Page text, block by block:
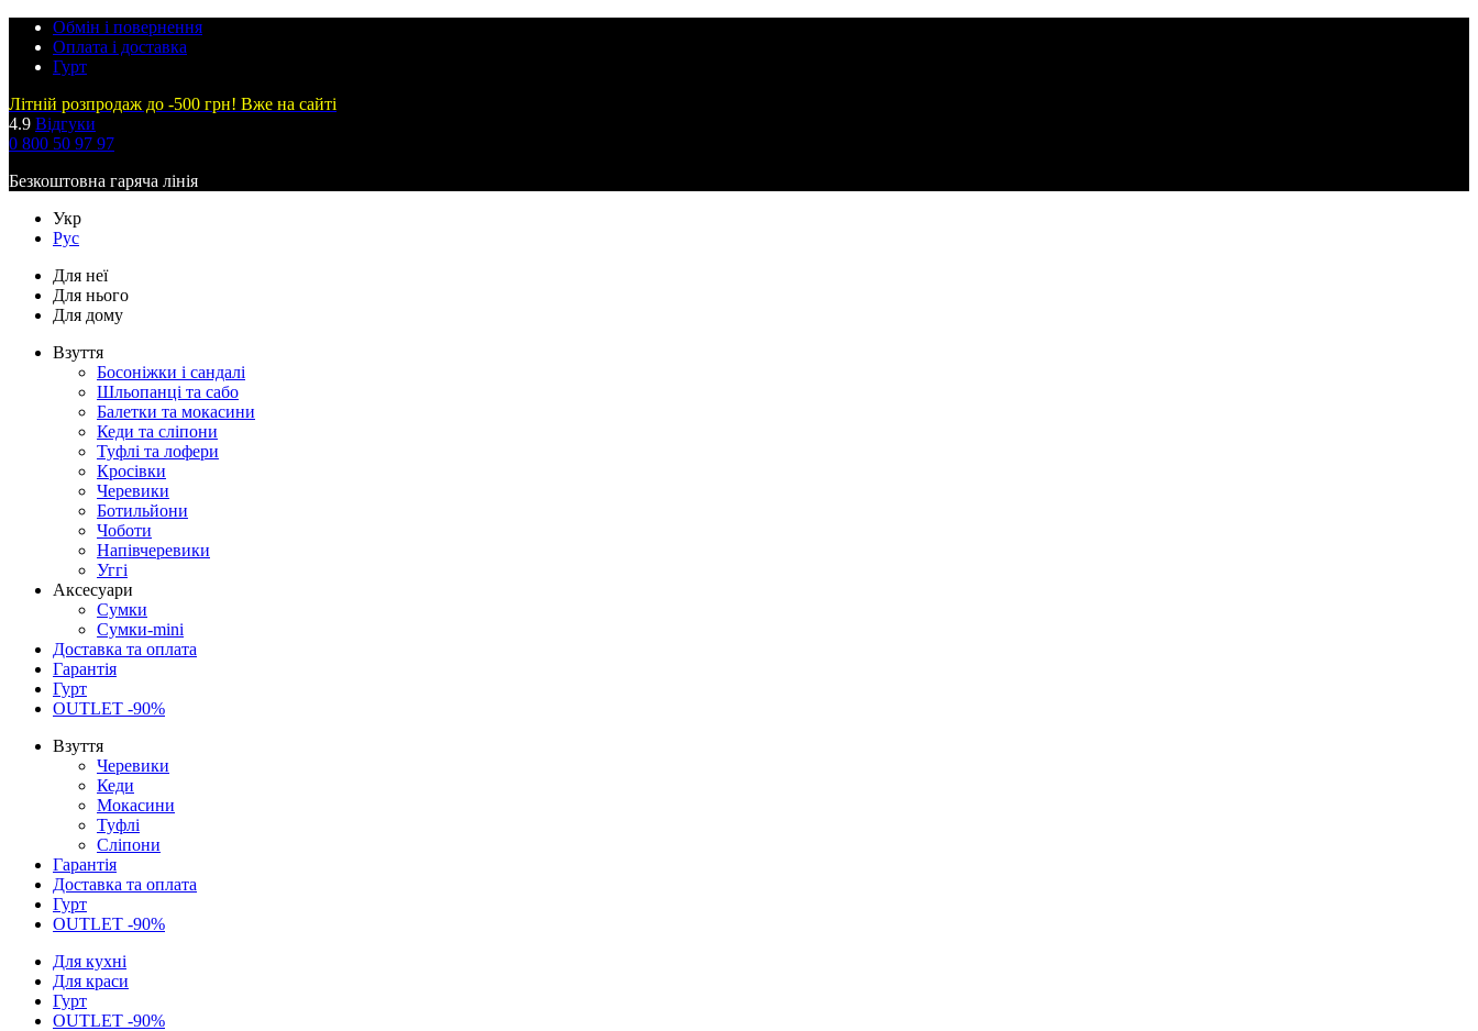
Обмін і повернення
Оплата і доставка
Гурт
Літній розпродаж до -500 грн! Вже на сайті
4.9 Відгуки
0 800 50 97 97
Безкоштовна гаряча лінія
Укр
Рус
Для неї
Для нього
Для дому
Взуття
Босоніжки і сандалі
Шльопанці та сабо
Балетки та мокасини
Кеди та сліпони
Туфлі та лофери
Кросівки
Черевики
Ботильйони
Чоботи
Напівчеревики
Уггі
Аксесуари
Сумки
Сумки-mini
Доставка та оплата
Гарантія
Гурт
OUTLET -90%
Взуття
Черевики
Кеди
Мокасини
Туфлі
Сліпони
Гарантія
Доставка та оплата
Гурт
OUTLET -90%
Для кухні
Для краси
Гурт
OUTLET -90%